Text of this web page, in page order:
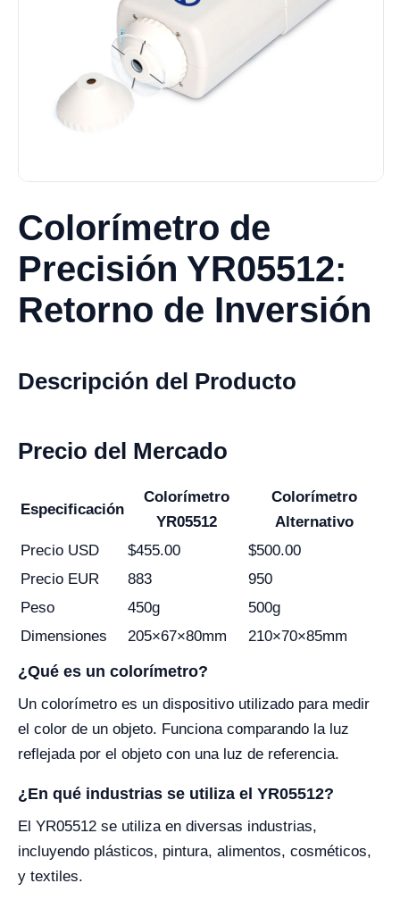
Colorímetro de
Precisión YR05512:
Retorno de Inversión
Descripción del Producto
Precio del Mercado
Especificación
Colorímetro
YR05512
Colorímetro
Alternativo
Precio USD
$455.00
$500.00
Precio EUR
883
950
Peso
450g
500g
Dimensiones
205×67×80mm 210×70×85mm
¿Qué es un colorímetro?
Un colorímetro es un dispositivo utilizado para medir
el color de un objeto. Funciona comparando la luz
reflejada por el objeto con una luz de referencia.
¿En qué industrias se utiliza el YR05512?
El YR05512 se utiliza en diversas industrias,
incluyendo plásticos, pintura, alimentos, cosméticos,
y textiles.